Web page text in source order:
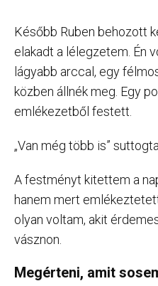
Később Ruben behozott
elakadt a lélegzetem. Én
lágyabb arccal, egy
közben állnék meg. Egy
emlékezetből festett.
„Van még több is”
A festményt kitettem a
hanem mert
olyan voltam, akit
vásznon.
Megérteni, amit